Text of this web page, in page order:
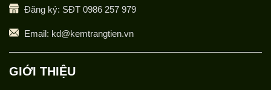
Đăng ký: SĐT 0986 257 979
Email: kd@kemtrangtien.vn
GIỚI THIỆU